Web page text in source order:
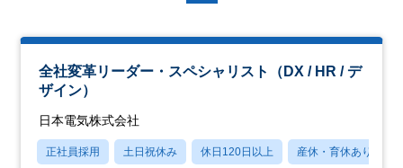
全社変革リーダー・スペシャリスト（DX / HR / デ
ザイン）
日本電気株式会社
正社員採用 土日祝休み 休日120日以上 産休・育休あり